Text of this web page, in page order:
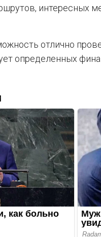
интересных
отлично
определенных